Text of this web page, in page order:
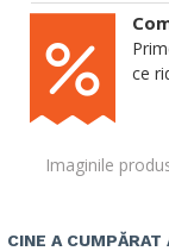
Imaginile
ce
CINE A